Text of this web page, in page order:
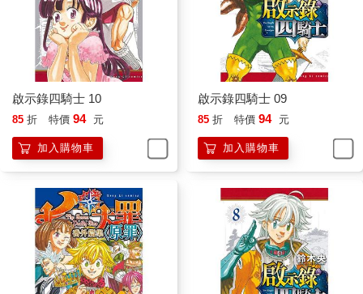
啟示錄四騎士 10
85 折 特價 94 元
加入購物車
啟示錄四騎士 09
85 折 特價 94 元
加入購物車